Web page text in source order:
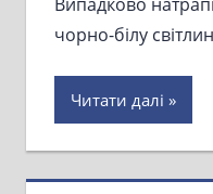
чорно-білу
Читати далі